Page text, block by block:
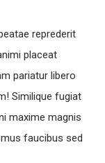
reprederit
placeat
pariatur libero
Similique fugiat
maxime magnis
faucibus sed